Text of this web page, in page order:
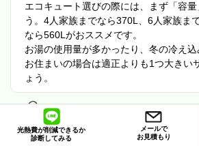
エコキュート選びの際には、まず「容量
う。4人家族までなら370L、6人家族ま
なら560Lがおススメです。
お湯の使用量が多かったり、冬の冷え
お住まいの場合は適正よりも1つ大きい
ょう。
Point 2
光熱費が削減できるか
診断してみる
メールで
お見積もり